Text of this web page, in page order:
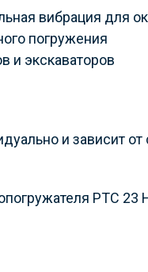
вибрация для
погружения
и экскаваторов
и зависит
PTC 23